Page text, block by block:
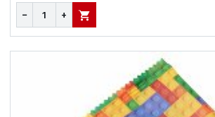
− + В КОРЗИНУ